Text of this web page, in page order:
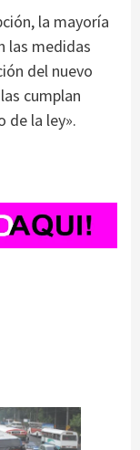
la mayoría
las medidas
del nuevo
cumplan
de la ley».